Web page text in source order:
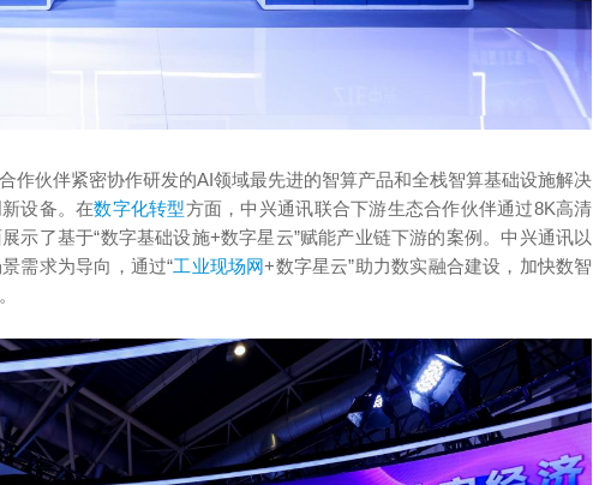
作伙伴紧密协作研发的AI领域最先进的智算产品和全栈智算基础设施解决
设备。在数字化转型方面，中兴通讯联合下游生态合作伙伴通过8K高清
示了基于“数字基础设施+数字星云”赋能产业链下游的案例。中兴通讯以
需求为导向，通过“工业现场网+数字星云”助力数实融合建设，加快数智